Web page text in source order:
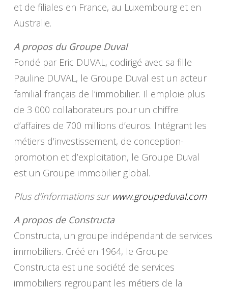
et de filiales en France, au Luxembourg et en
Australie.
A propos du Groupe Duval
Fondé par Eric DUVAL, codirigé avec sa fille
Pauline DUVAL, le Groupe Duval est un acteur
familial français de l’immobilier. Il emploie plus
de 3 000 collaborateurs pour un chiffre
d’affaires de 700 millions d’euros. Intégrant les
métiers d’investissement, de conception-
promotion et d’exploitation, le Groupe Duval
est un Groupe immobilier global.
Plus d’informations sur www.groupeduval.com
A propos de Constructa
Constructa, un groupe indépendant de services
immobiliers. Créé en 1964, le Groupe
Constructa est une société de services
immobiliers regroupant les métiers de la